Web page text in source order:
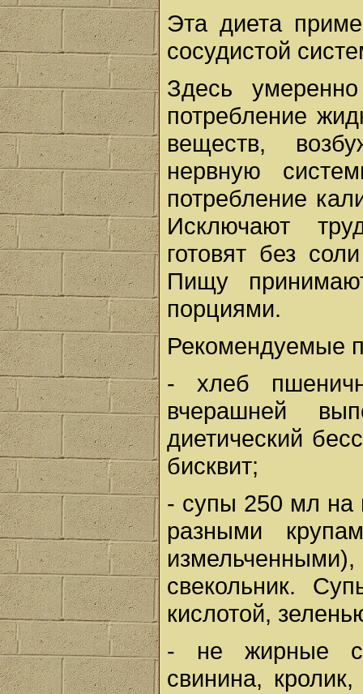
Эта диета
сосудистой
Здесь
потребление
веществ,
нервную
потребление
Исключают
готовят без
Пищу
порциями.
Рекомендуемые
- хлеб
вчерашней
диетический
бисквит;
- супы 250 мл на
разными
свекольник.
кислотой,
- не жирные
свинина,